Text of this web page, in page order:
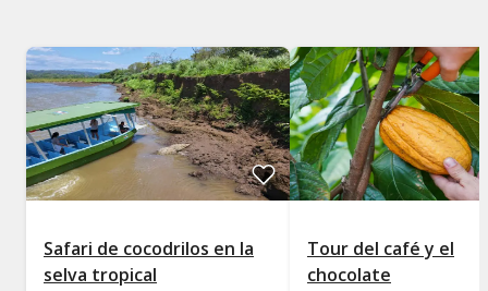
Safari de cocodrilos en la
selva tropical
Tour del café y el
chocolate